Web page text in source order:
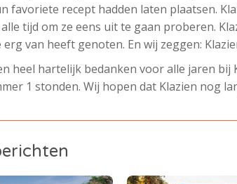
favoriete recept hadden laten plaatsen.
tijd om ze eens uit te gaan proberen.
van heeft genoten. En wij zeggen:
heel hartelijk bedanken voor alle jaren bij
1 stonden. Wij hopen dat Klazien nog